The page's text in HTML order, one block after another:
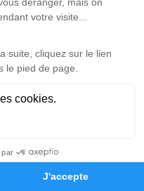
Hommages
hommage est
de Val-de-Vesle